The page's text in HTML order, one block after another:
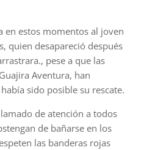
en estos momentos al joven
quien desapareció después
pese a que las
Aventura, han
sido posible su rescate.
de atención a todos
de bañarse en los
las banderas rojas